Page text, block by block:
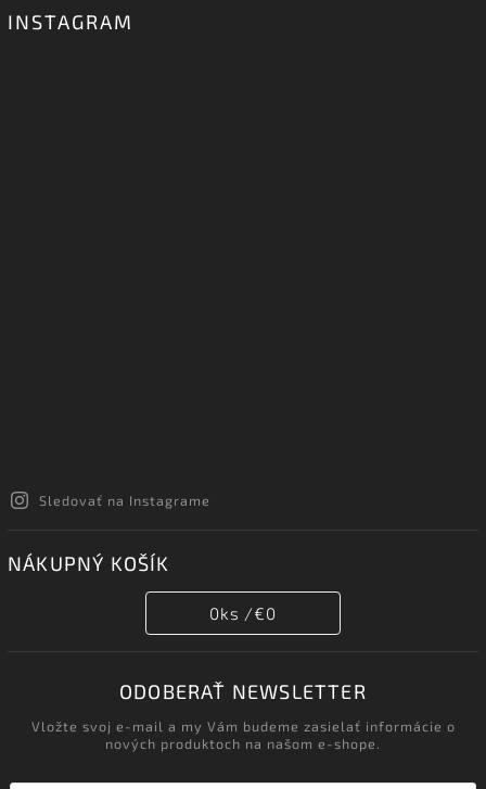
INSTAGRAM
Sledovať na Instagrame
NÁKUPNÝ KOŠÍK
0ks /€0
ODOBERAŤ NEWSLETTER
Vložte svoj e-mail a my Vám budeme zasielať informácie o
nových produktoch na našom e-shope.